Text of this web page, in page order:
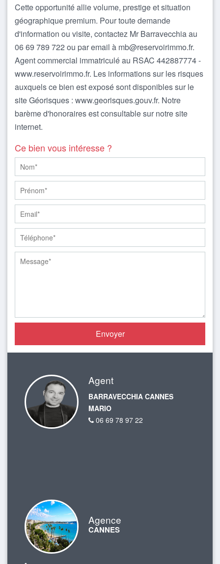
Cette opportunité allie volume, prestige et situation
géographique premium. Pour toute demande
d'information ou visite, contactez Mr Barravecchia au
06 69 789 722 ou par email à mb@reservoirimmo.fr.
Agent commercial immatriculé au RSAC 442887774 -
www.reservoirimmo.fr. Les informations sur les risques
auxquels ce bien est exposé sont disponibles sur le
site Géorisques : www.georisques.gouv.fr. Notre
barème d'honoraires est consultable sur notre site
internet.
Ce bien vous intéresse ?
Agent
BARRAVECCHIA CANNES
MARIO
06 69 78 97 22
Agence
CANNES